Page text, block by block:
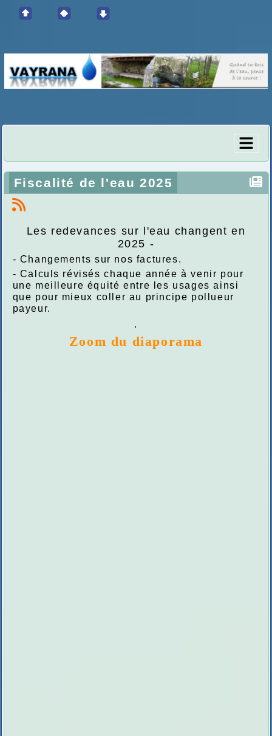
Fiscalité de l'eau 2025
Les redevances sur l'eau changent en
2025 -
- Changements sur nos factures.
- Calculs révisés chaque année à venir pour
une meilleure équité entre les usages ainsi
que pour mieux coller au principe pollueur
payeur.
.
Zoom du diaporama